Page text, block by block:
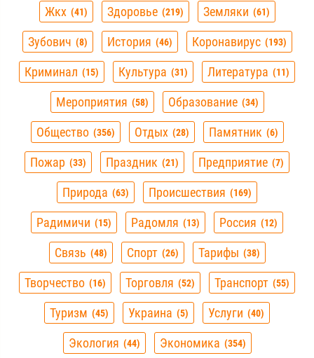
Жкх 41 Здоровье 219 Земляки 61
Зубович 8 История 46 Коронавирус 193
Криминал 15 Культура 31 Литература 11
Мероприятия 58 Образование 34
Общество 356 Отдых 28 Памятник 6
Пожар 33 Праздник 21 Предприятие 7
Природа 63 Происшествия 169
Радимичи 15 Радомля 13 Россия 12
Связь 48 Спорт 26 Тарифы 38
Творчество 16 Торговля 52 Транспорт 55
Туризм 45 Украина 5 Услуги 40
Экология 44 Экономика 354